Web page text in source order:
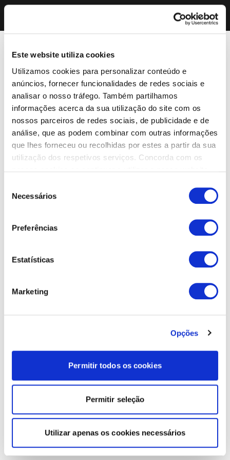
Este website utiliza cookies
Utilizamos cookies para personalizar conteúdo e
anúncios, fornecer funcionalidades de redes sociais e
analisar o nosso tráfego. Também partilhamos
informações acerca da sua utilização do site com os
nossos parceiros de redes sociais, de publicidade e de
análise, que as podem combinar com outras informações
que lhes forneceu ou recolhidas por estes a partir da sua
utilização dos respetivos serviços. Concorda com os
Necessários
Preferências
Estatísticas
Marketing
Opções
Permitir todos os cookies
Permitir seleção
Utilizar apenas os cookies necessários